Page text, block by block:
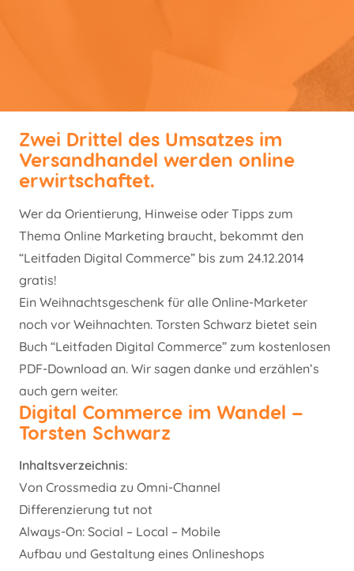
Zwei Drittel des Umsatzes im
Versandhandel werden online
erwirtschaftet.
Wer da Orientierung, Hinweise oder Tipps zum
Thema Online Marketing braucht, bekommt den
“Leitfaden Digital Commerce” bis zum 24.12.2014
gratis!
Ein Weihnachtsgeschenk für alle Online-Marketer
noch vor Weihnachten. Torsten Schwarz bietet sein
Buch “Leitfaden Digital Commerce” zum kostenlosen
PDF-Download an. Wir sagen danke und erzählen’s
auch gern weiter.
Digital Commerce im Wandel –
Torsten Schwarz
Inhaltsverzeichnis:
Von Crossmedia zu Omni-Channel
Differenzierung tut not
Always-On: Social – Local – Mobile
Aufbau und Gestaltung eines Onlineshops